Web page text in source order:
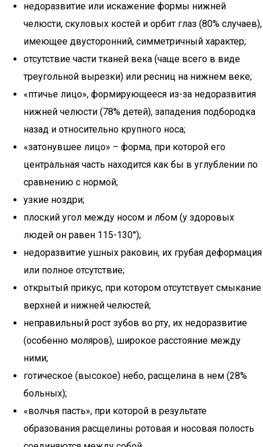
недоразвитие или искажение формы нижней
челюсти, скуловых костей и орбит глаз (80% случаев),
имеющее двусторонний, симметричный характер;
отсутствие части тканей века (чаще всего в виде
треугольной вырезки) или ресниц на нижнем веке;
«птичье лицо», формирующееся из-за недоразвития
нижней челюсти (78% детей), западения подбородка
назад и относительно крупного носа;
«затонувшее лицо» – форма, при которой его
центральная часть находится как бы в углублении по
сравнению с нормой;
узкие ноздри;
плоский угол между носом и лбом (у здоровых
людей он равен 115-130°);
недоразвитие ушных раковин, их грубая деформация
или полное отсутствие;
открытый прикус, при котором отсутствует смыкание
верхней и нижней челюстей;
неправильный рост зубов во рту, их недоразвитие
(особенно моляров), широкое расстояние между
ними;
готическое (высокое) небо, расщелина в нем (28%
больных);
«волчья пасть», при которой в результате
образования расщелины ротовая и носовая полость